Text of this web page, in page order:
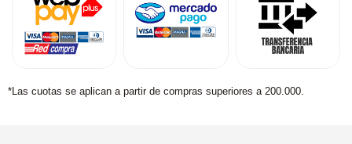
*Las cuotas se aplican a partir de compras superiores a 200.000.